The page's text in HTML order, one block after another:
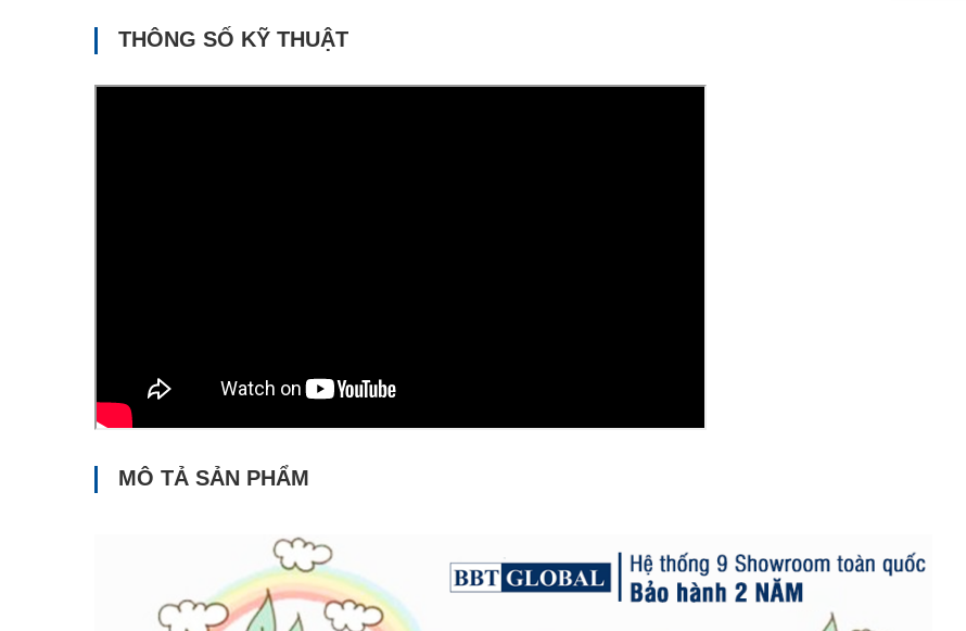
THÔNG SỐ KỸ THUẬT
MÔ TẢ SẢN PHẨM